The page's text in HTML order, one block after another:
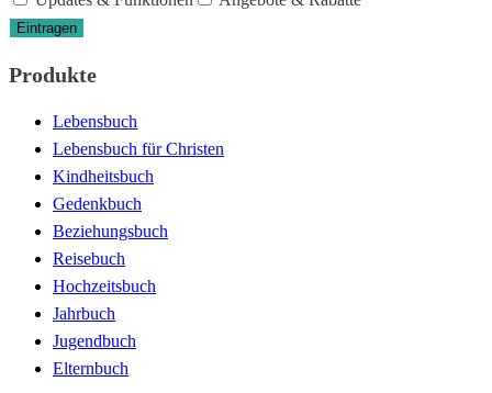
Eintragen
Produkte
Lebensbuch
Lebensbuch für Christen
Kindheitsbuch
Gedenkbuch
Beziehungsbuch
Reisebuch
Hochzeitsbuch
Jahrbuch
Jugendbuch
Elternbuch